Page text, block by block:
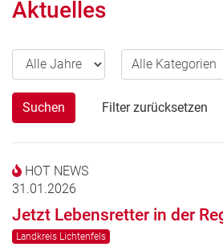
Aktuelles
Alle Jahre Alle Kategorien
Alle Kategorien
Suchen Filter zurücksetzen
HOT NEWS
31.01.2026
Jetzt Lebensretter in der
Landkreis Lichtenfels